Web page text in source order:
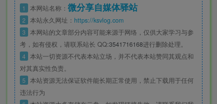
1 本网站名称： 微分享自媒体驿站
2 本站永久网址： https://ksvlog.com
3 本网站的文章部分内容可能来源于网络，仅供大家学习与参
考，如有侵权，请联系站长 QQ:3541716168进行删除处理。
4 本站一切资源不代表本站立场，并不代表本站赞同其观点和
对其真实性负责。
5 本站资源无法保证软件能长期正常使用，禁止下载用于任何
违法行为